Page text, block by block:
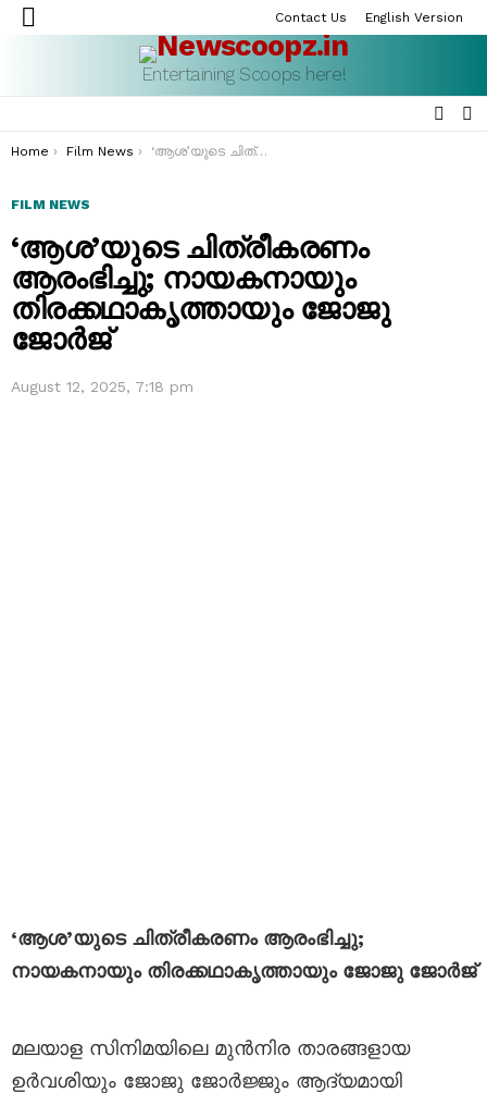
Menu
Contact Us English Version
Entertaining Scoops here!
You are here:
Home Film News ‘ആശ’യുടെ ചിത്രീകരണം ആരംഭിച്ചു; നായകനായും തിരക്കഥാകൃത്തായും ജോജു ജോർജ്
FILM NEWS
‘ആശ’യുടെ ചിത്രീകരണം
ആരംഭിച്ചു; നായകനായും
തിരക്കഥാകൃത്തായും ജോജു
ജോർജ്
August 12, 2025, 7:18 pm
‘ആശ’യുടെ ചിത്രീകരണം ആരംഭിച്ചു;
നായകനായും തിരക്കഥാകൃത്തായും ജോജു ജോർജ്
മലയാള സിനിമയിലെ മുൻനിര താരങ്ങളായ
ഉർവശിയും ജോജു ജോർജ്ജും ആദ്യമായി